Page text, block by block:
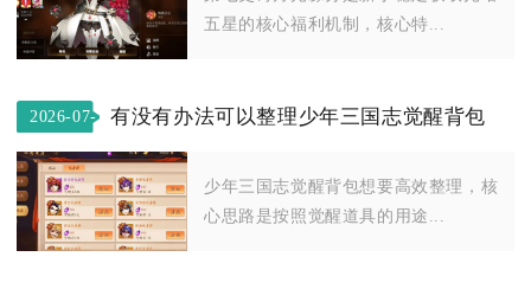
五星的核心福利机制，核心特...
2026-07-
02
有没有办法可以整理少年三国志觉醒背包
少年三国志觉醒背包想要高效整理，核
心思路是按照觉醒道具的用途...